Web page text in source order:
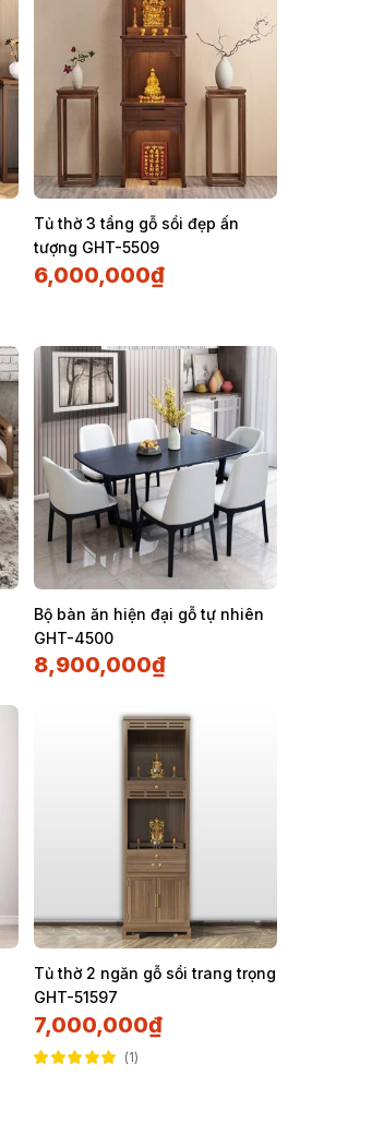
Tủ thờ 3 tầng gỗ sồi đẹp ấn
tượng GHT-5509
6,000,000₫
Bộ bàn ăn hiện đại gỗ tự nhiên
GHT-4500
8,900,000₫
Tủ thờ 2 ngăn gỗ sồi trang trọng
GHT-51597
7,000,000₫
1